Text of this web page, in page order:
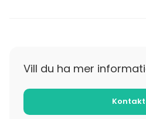
Vill du ha mer